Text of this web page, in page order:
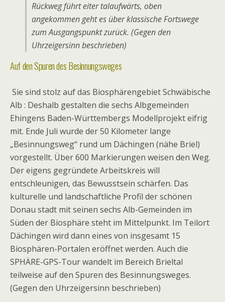
Rückweg führt eiter talaufwärts, oben
angekommen geht es über klassische Fortswege
zum Ausgangspunkt zurück. (Gegen den
Uhrzeigersinn beschrieben)
Auf den Spuren des Besinnungsweges
Sie sind stolz auf das Biosphärengebiet Schwäbische
Alb : Deshalb gestalten die sechs Albgemeinden
Ehingens Baden-Württembergs Modellprojekt eifrig
mit. Ende Juli wurde der 50 Kilometer lange
„Besinnungsweg“ rund um Dächingen (nähe Briel)
vorgestellt. Über 600 Markierungen weisen den Weg.
Der eigens gegründete Arbeitskreis will
entschleunigen, das Bewusstsein schärfen. Das
kulturelle und landschaftliche Profil der schönen
Donau stadt mit seinen sechs Alb-Gemeinden im
Süden der Biosphäre steht im Mittelpunkt. Im Teilort
Dächingen wird dann eines von insgesamt 15
Biosphären-Portalen eröffnet werden. Auch die
SPHÄRE-GPS-Tour wandelt im Bereich Brieltal
teilweise auf den Spuren des Besinnungsweges.
(Gegen den Uhrzeigersinn beschrieben)